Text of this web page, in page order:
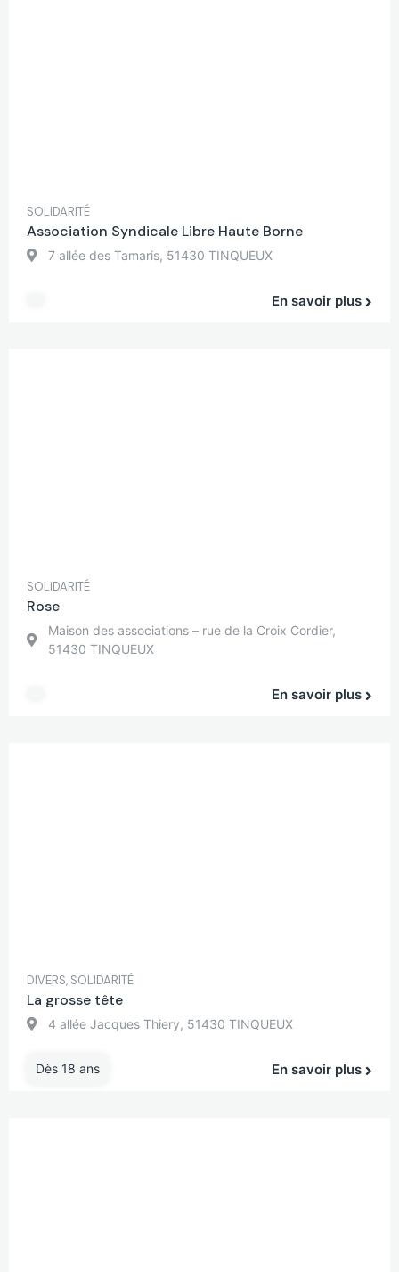
SOLIDARITÉ
Association Syndicale Libre Haute Borne
7 allée des Tamaris, 51430 TINQUEUX
En savoir plus
SOLIDARITÉ
Rose
Maison des associations – rue de la Croix Cordier,
51430 TINQUEUX
En savoir plus
DIVERS, SOLIDARITÉ
La grosse tête
4 allée Jacques Thiery, 51430 TINQUEUX
Dès 18 ans En savoir plus